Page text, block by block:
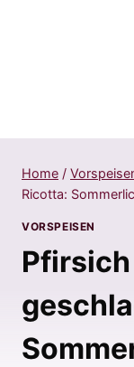
Home /
Ricotta:
VORSPEISEN